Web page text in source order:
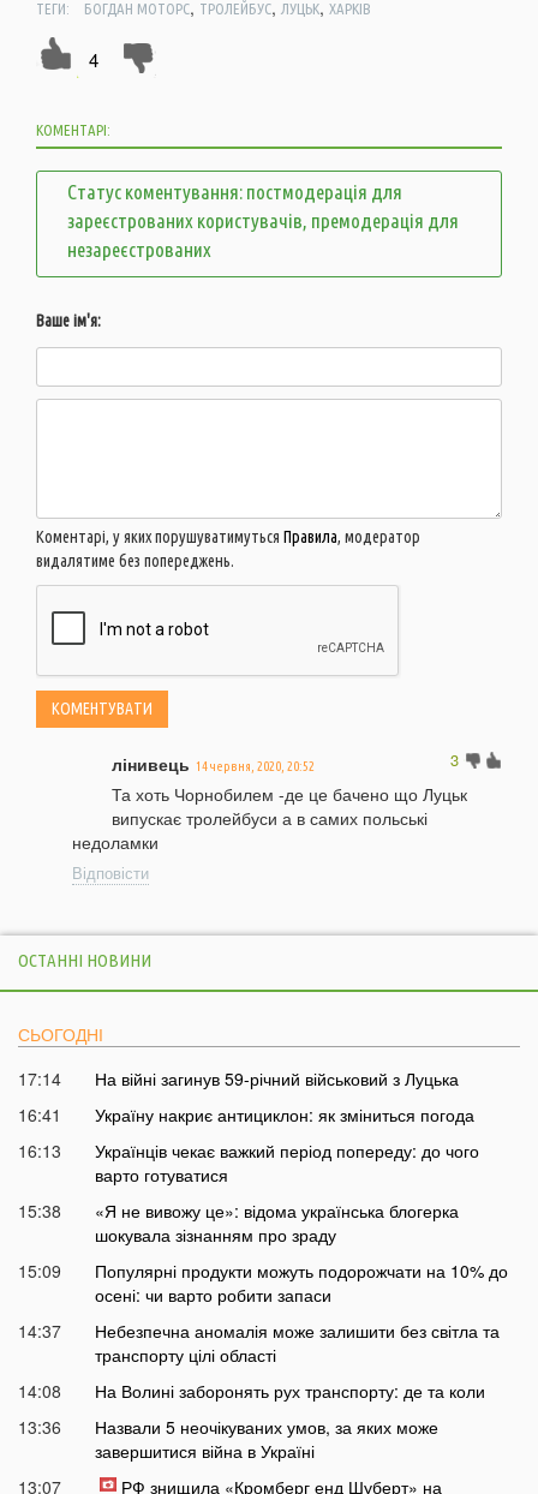
ТЕГИ: БОГДАН МОТОРС, ТРОЛЕЙБУС, ЛУЦЬК, ХАРКІВ
4
КОМЕНТАРІ:
Статус коментування: постмодерація для
зареєстрованих користувачів, премодерація для
незареєстрованих
Ваше ім'я:
Коментарі, у яких порушуватимуться Правила, модератор
видалятиме без попереджень.
3
лінивець 14 червня, 2020, 20:52
Та хоть Чорнобилем -де це бачено що Луцьк
випускає тролейбуси а в самих польські
недоламки
Відповісти
ОСТАННІ НОВИНИ
СЬОГОДНІ
17:14
На війні загинув 59-річний військовий з Луцька
16:41
Україну накриє антициклон: як зміниться погода
16:13
Українців чекає важкий період попереду: до чого
варто готуватися
15:38
«Я не вивожу це»: відома українська блогерка
шокувала зізнанням про зраду
15:09
Популярні продукти можуть подорожчати на 10% до
осені: чи варто робити запаси
14:37
Небезпечна аномалія може залишити без світла та
транспорту цілі області
14:08
На Волині заборонять рух транспорту: де та коли
13:36
Назвали 5 неочікуваних умов, за яких може
завершитися війна в Україні
13:07
РФ знищила «Кромберг енд Шуберт» на